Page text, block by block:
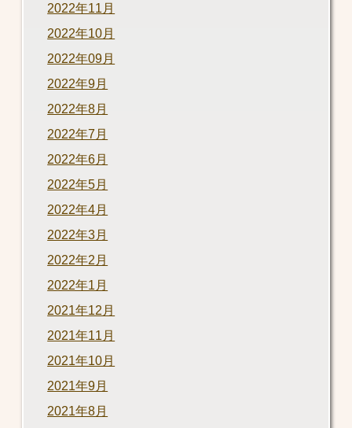
2022年11月
2022年10月
2022年09月
2022年9月
2022年8月
2022年7月
2022年6月
2022年5月
2022年4月
2022年3月
2022年2月
2022年1月
2021年12月
2021年11月
2021年10月
2021年9月
2021年8月